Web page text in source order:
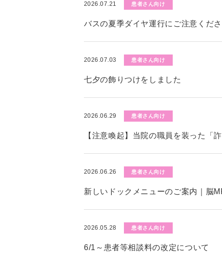
2026.07.21 患者さん向け
バスの夏季ダイヤ運行にご注意くだ
2026.07.03 患者さん向け
七夕の飾りつけをしました
2026.06.29 患者さん向け
【注意喚起】当院の職員を装った「
2026.06.26 患者さん向け
新しいドックメニューのご案内｜脳
2026.05.28 患者さん向け
6/1～患者等相談料の改定について